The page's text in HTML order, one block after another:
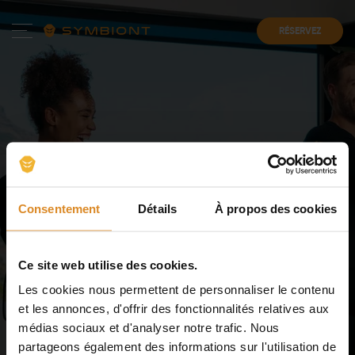
Consentement Détails À propos des cookies
Ce site web utilise des cookies.
Les cookies nous permettent de personnaliser le contenu
et les annonces, d'offrir des fonctionnalités relatives aux
médias sociaux et d'analyser notre trafic. Nous
partageons également des informations sur l'utilisation de
RÉSERVEZ
Les meilleurs
d'électrostimulation
musculaireen France
Découvrez le studio d'électrostimulation musculaire le
plus proche dans des villes commeParis,Lyon,